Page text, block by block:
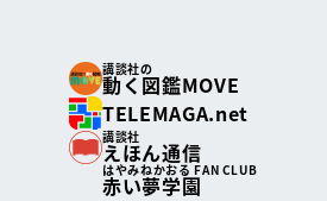
講談社の
動く図鑑MOVE
TELEMAGA.net
講談社
えほん通信
はやみねかおる FAN CLUB
赤い夢学園